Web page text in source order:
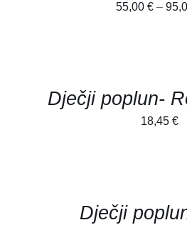
55,00 €–
DETALJI
Dječji poplun-
18,45 €
Dječji